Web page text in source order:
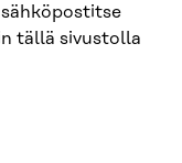
tällä sivustolla